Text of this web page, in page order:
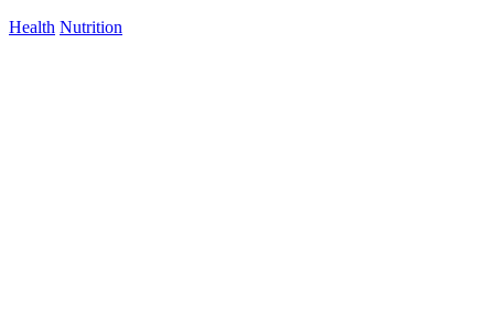
Health Nutrition